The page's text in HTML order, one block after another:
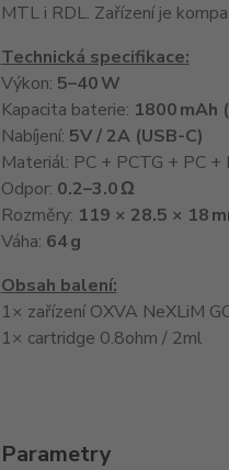
MTL i RDL. Zařízení je
Technická specifikace:
Výkon: 5–40 W
Kapacita baterie: 1800 mAh
Nabíjení: 5V / 2A (USB-C)
Materiál: PC + PCTG + PC +
Odpor: 0.2–3.0 Ω
Rozměry: 119 × 28.5 × 18
Váha: 64 g
Obsah balení:
1× zařízení OXVA NeXLiM
1× cartridge 0.8ohm / 2ml
Parametry